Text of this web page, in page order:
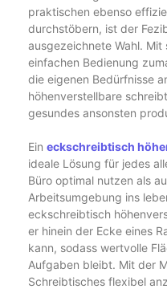
praktischen ebenso
durchstöbern, ist der
ausgezeichnete Wahl.
einfachen Bedienung
die eigenen Bedürfnisse
höhenverstellbare
gesundes ansonsten
Ein eckschreibtisch
ideale Lösung für jedes
Büro optimal nutzen als
Arbeitsumgebung ins
eckschreibtisch
er hinein der Ecke eines
kann, sodass wertvolle
Aufgaben bleibt. Mit der
Schreibtisches flexibel